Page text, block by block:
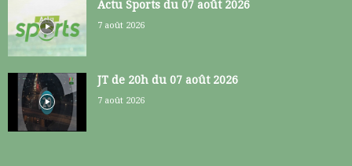
Actu Sports du 07 août 2026
7 août 2026
JT de 20h du 07 août 2026
7 août 2026